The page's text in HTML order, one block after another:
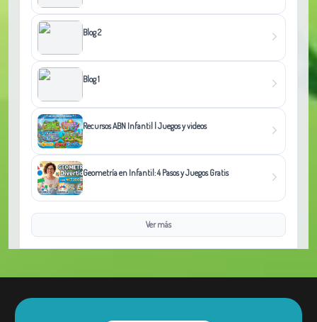
Blog 2
Blog 1
Recursos ABN Infantil | Juegos y videos
Geometría en Infantil: 4 Pasos y Juegos Gratis
Ver más